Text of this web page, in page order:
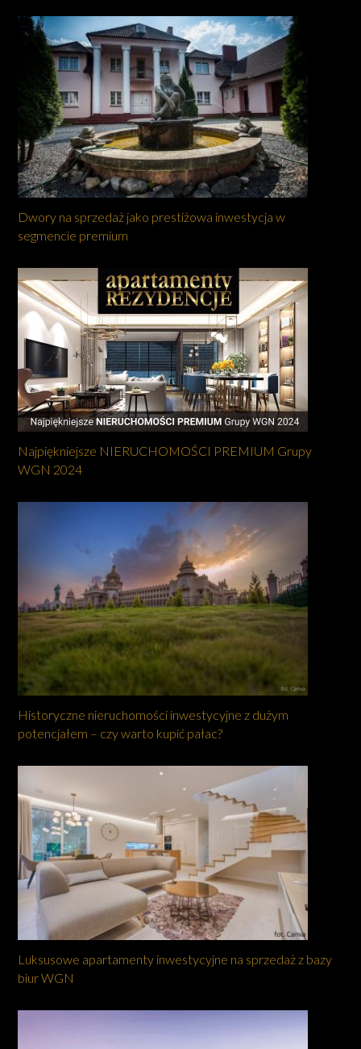
Dwory na sprzedaż jako prestiżowa inwestycja w
segmencie premium
Najpiękniejsze NIERUCHOMOŚCI PREMIUM Grupy
WGN 2024
Historyczne nieruchomości inwestycyjne z dużym
potencjałem – czy warto kupić pałac?
Luksusowe apartamenty inwestycyjne na sprzedaż z bazy
biur WGN